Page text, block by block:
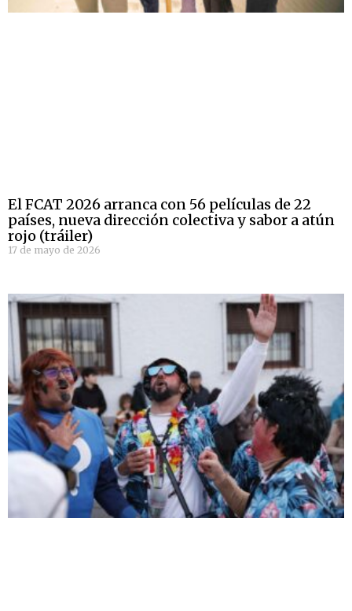
El FCAT 2026 arranca con 56 películas de 22
países, nueva dirección colectiva y sabor a atún
rojo (tráiler)
17 de mayo de 2026